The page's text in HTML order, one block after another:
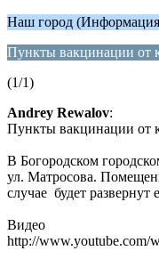
Наш город
Пункты вакцинации от
(1/1)
Andrey Rewalov:
Пункты вакцинации от
В Богородском
ул. Матросова.
случае будет развернут
Видео
http://www.youtube.com/